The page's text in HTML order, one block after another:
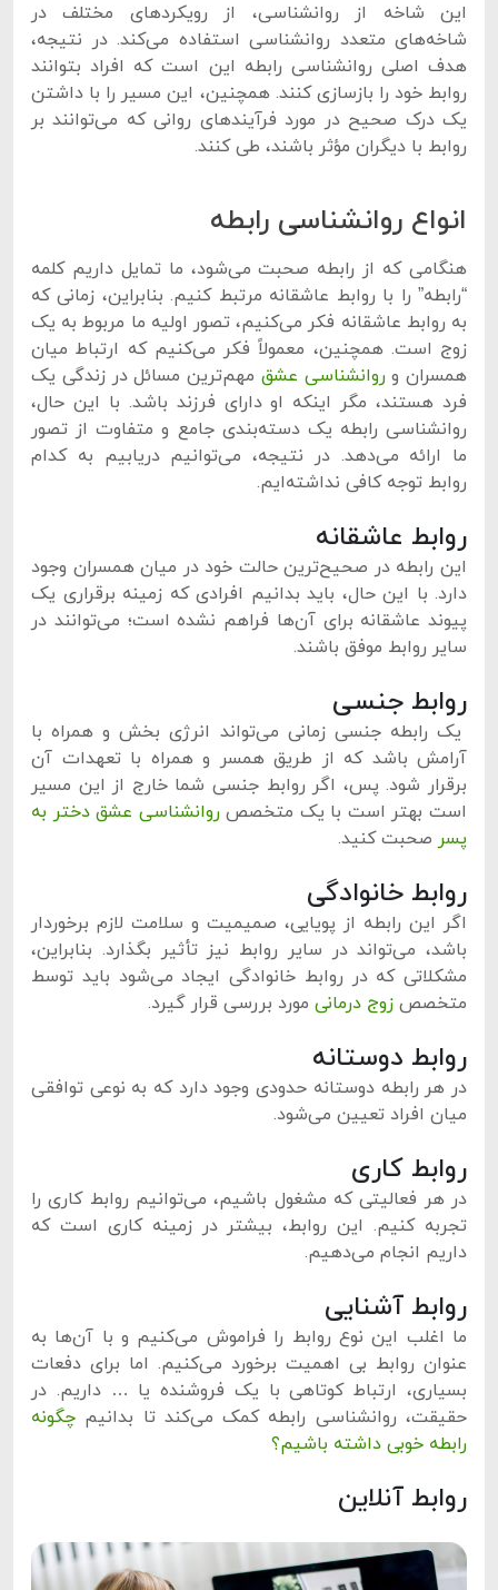
این شاخه از روانشناسی، از رویکردهای مختلف در
شاخه‌های متعدد روانشناسی استفاده می‌کند. در نتیجه،
هدف اصلی روانشناسی رابطه این است که افراد بتوانند
روابط خود را بازسازی کنند. همچنین، این مسیر را با داشتن
یک درک صحیح در مورد فرآیندهای روانی که می‌توانند بر
روابط با دیگران مؤثر باشند، طی کنند.
انواع روانشناسی رابطه
هنگامی که از رابطه صحبت می‌شود، ما تمایل داریم کلمه
“رابطه” را با روابط عاشقانه مرتبط کنیم. بنابراین، زمانی که
به روابط عاشقانه فکر می‌کنیم، تصور اولیه ما مربوط به یک
زوج است. همچنین، معمولاً فکر می‌کنیم که ارتباط میان
همسران وروانشناسی عشق مهم‌ترین مسائل در زندگی یک
فرد هستند، مگر اینکه او دارای فرزند باشد. با این حال،
روانشناسی رابطه یک دسته‌بندی جامع و متفاوت از تصور
ما ارائه می‌دهد. در نتیجه، می‌توانیم دریابیم به کدام
روابط توجه کافی نداشته‌ایم.
روابط عاشقانه
این رابطه در صحیح‌ترین حالت خود در میان همسران وجود
دارد. با این حال، باید بدانیم افرادی که زمینه برقراری یک
پیوند عاشقانه برای آن‌ها فراهم نشده است؛ می‌توانند در
سایر روابط موفق باشند.
روابط جنسی
یک رابطه جنسی زمانی می‌تواند انرژی بخش و همراه با
آرامش باشد که از طریق همسر و همراه با تعهدات آن
برقرار شود. پس، اگر روابط جنسی شما خارج از این مسیر
است بهتر است با یک متخصصروانشناسی عشق دختر به
پسر صحبت کنید.
روابط خانوادگی
اگر این رابطه از پویایی، صمیمیت و سلامت لازم برخوردار
باشد، می‌تواند در سایر روابط نیز تأثیر بگذارد. بنابراین،
مشکلاتی که در روابط خانوادگی ایجاد می‌شود باید توسط
متخصص زوج درمانی مورد بررسی قرار گیرد.
روابط دوستانه
در هر رابطه دوستانه حدودی وجود دارد که به نوعی توافقی
میان افراد تعیین می‌شود.
روابط کاری
در هر فعالیتی که مشغول باشیم، می‌توانیم روابط کاری را
تجربه کنیم. این روابط، بیشتر در زمینه کاری است که
داریم انجام می‌دهیم.
روابط آشنایی
ما اغلب این نوع روابط را فراموش می‌کنیم و با آن‌ها به
عنوان روابط بی اهمیت برخورد می‌کنیم. اما برای دفعات
بسیاری، ارتباط کوتاهی با یک فروشنده یا … داریم. در
حقیقت، روانشناسی رابطه کمک می‌کند تا بدانیم چگونه
رابطه خوبی داشته باشیم؟
روابط آنلاین